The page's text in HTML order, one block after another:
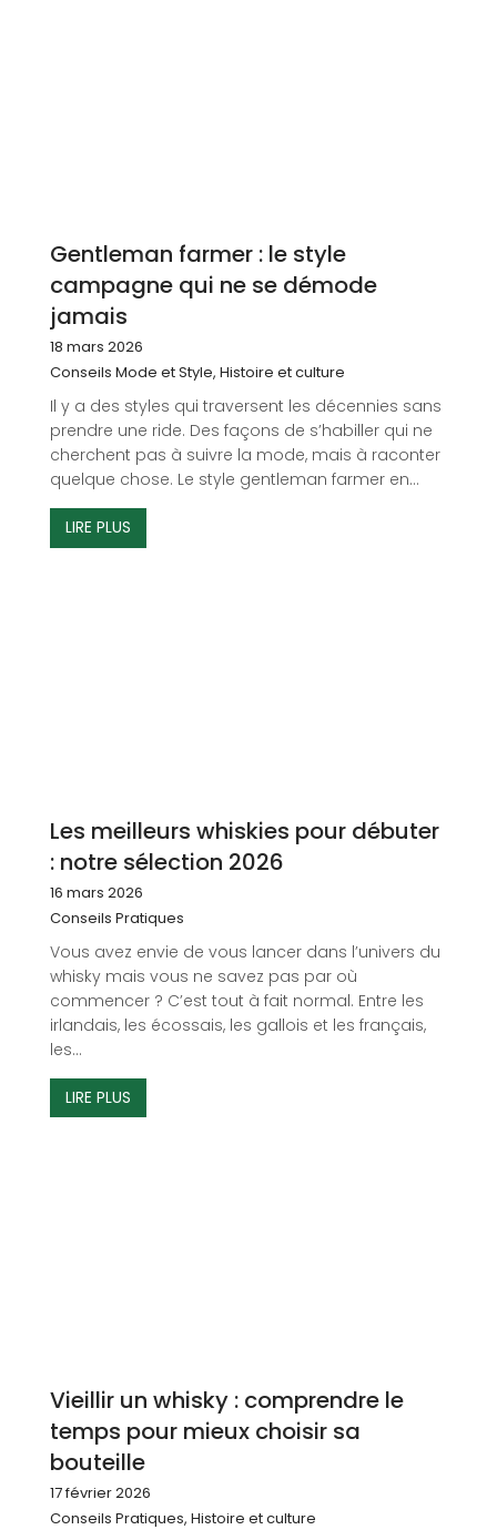
Gentleman farmer : le style
campagne qui ne se démode
jamais
18 mars 2026
Conseils Mode et Style, Histoire et culture
Il y a des styles qui traversent les décennies sans
prendre une ride. Des façons de s’habiller qui ne
cherchent pas à suivre la mode, mais à raconter
quelque chose. Le style gentleman farmer en...
LIRE PLUS
Les meilleurs whiskies pour débuter
: notre sélection 2026
16 mars 2026
Conseils Pratiques
Vous avez envie de vous lancer dans l’univers du
whisky mais vous ne savez pas par où
commencer ? C’est tout à fait normal. Entre les
irlandais, les écossais, les gallois et les français,
les...
LIRE PLUS
Vieillir un whisky : comprendre le
temps pour mieux choisir sa
bouteille
17 février 2026
Conseils Pratiques, Histoire et culture